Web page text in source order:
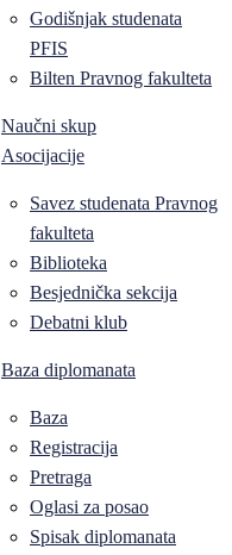
Godišnjak studenata
PFIS
Bilten Pravnog fakulteta
Naučni skup
Asocijacije
Savez studenata Pravnog
fakulteta
Biblioteka
Besjednička sekcija
Debatni klub
Baza diplomanata
Baza
Registracija
Pretraga
Oglasi za posao
Spisak diplomanata